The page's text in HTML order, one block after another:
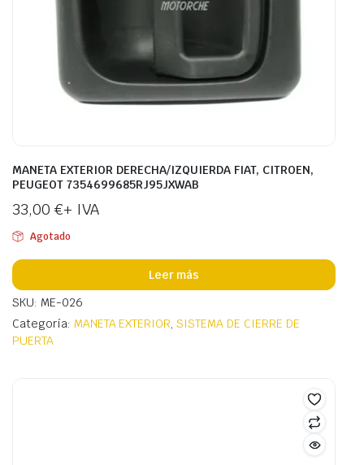
MANETA EXTERIOR DERECHA/IZQUIERDA FIAT, CITROEN,
PEUGEOT 7354699685RJ95JXWAB
33,00 €+ IVA
Agotado
Leer más
SKU: ME-026
Categoría: MANETA EXTERIOR,SISTEMA DE CIERRE DE
PUERTA